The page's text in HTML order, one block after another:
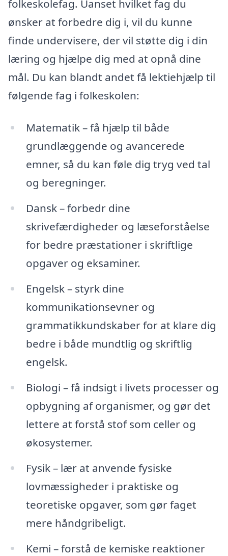
folkeskolefag. Uanset hvilket fag du
ønsker at forbedre dig i, vil du kunne
finde undervisere, der vil støtte dig i din
læring og hjælpe dig med at opnå dine
mål. Du kan blandt andet få lektiehjælp til
følgende fag i folkeskolen:
Matematik – få hjælp til både
grundlæggende og avancerede
emner, så du kan føle dig tryg ved tal
og beregninger.
Dansk – forbedr dine
skrivefærdigheder og læseforståelse
for bedre præstationer i skriftlige
opgaver og eksaminer.
Engelsk – styrk dine
kommunikationsevner og
grammatikkundskaber for at klare dig
bedre i både mundtlig og skriftlig
engelsk.
Biologi – få indsigt i livets processer og
opbygning af organismer, og gør det
lettere at forstå stof som celler og
økosystemer.
Fysik – lær at anvende fysiske
lovmæssigheder i praktiske og
teoretiske opgaver, som gør faget
mere håndgribeligt.
Kemi – forstå de kemiske reaktioner